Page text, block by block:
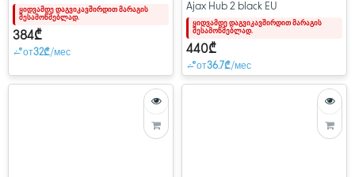
ყიდვამდე დაგვიკავშირდით მარაგის
შესამოწმებლად.
384₾
от32₾/мес
Ajax Hub 2 black EU
ყიდვამდე დაგვიკავშირდით მარაგის
შესამოწმებლად.
440₾
от36.7₾/мес